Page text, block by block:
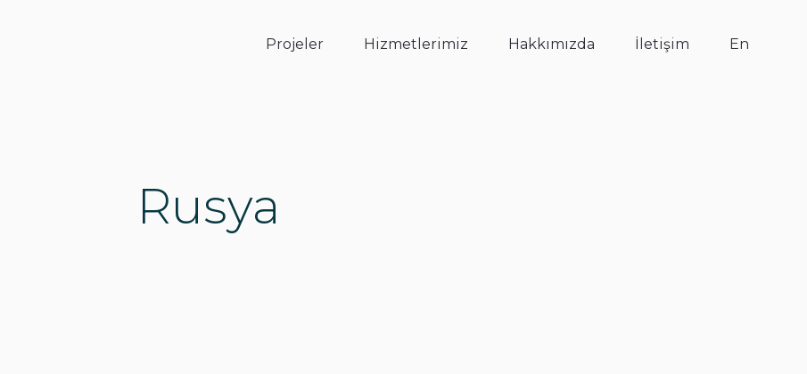
Projeler Hizmetlerimiz Hakkımızda İletişim En
Rusya